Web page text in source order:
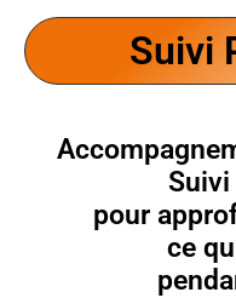
Suivi
Suivi
pour
ce